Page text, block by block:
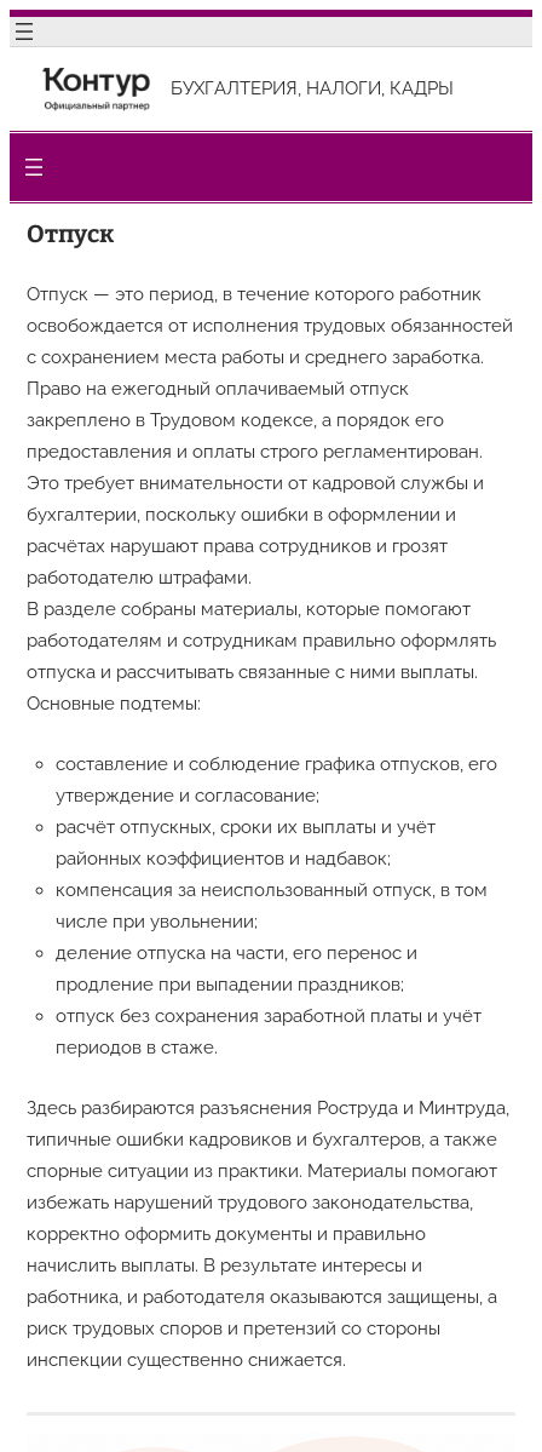
Перейти
содержимому
БУХГАЛТЕРИЯ, НАЛОГИ, КАДРЫ
Отпуск
Отпуск — это период, в течение которого работник
освобождается от исполнения трудовых обязанностей
с сохранением места работы и среднего заработка.
Право на ежегодный оплачиваемый отпуск
закреплено в Трудовом кодексе, а порядок его
предоставления и оплаты строго регламентирован.
Это требует внимательности от кадровой службы и
бухгалтерии, поскольку ошибки в оформлении и
расчётах нарушают права сотрудников и грозят
работодателю штрафами.
В разделе собраны материалы, которые помогают
работодателям и сотрудникам правильно оформлять
отпуска и рассчитывать связанные с ними выплаты.
Основные подтемы:
составление и соблюдение графика отпусков, его
утверждение и согласование;
расчёт отпускных, сроки их выплаты и учёт
районных коэффициентов и надбавок;
компенсация за неиспользованный отпуск, в том
числе при увольнении;
деление отпуска на части, его перенос и
продление при выпадении праздников;
отпуск без сохранения заработной платы и учёт
периодов в стаже.
Здесь разбираются разъяснения Роструда и Минтруда,
типичные ошибки кадровиков и бухгалтеров, а также
спорные ситуации из практики. Материалы помогают
избежать нарушений трудового законодательства,
корректно оформить документы и правильно
начислить выплаты. В результате интересы и
работника, и работодателя оказываются защищены, а
риск трудовых споров и претензий со стороны
инспекции существенно снижается.